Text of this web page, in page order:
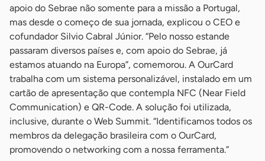
apoio do Sebrae não somente para a missão a Portugal,
mas desde o começo de sua jornada, explicou o CEO e
cofundador Silvio Cabral Júnior. “Pelo nosso estande
passaram diversos países e, com apoio do Sebrae, já
estamos atuando na Europa”, comemorou. A OurCard
trabalha com um sistema personalizável, instalado em um
cartão de apresentação que contempla NFC (Near Field
Communication) e QR-Code. A solução foi utilizada,
inclusive, durante o Web Summit. “Identificamos todos os
membros da delegação brasileira com o OurCard,
promovendo o networking com a nossa ferramenta.”